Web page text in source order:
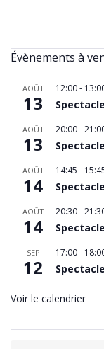
Évènements à
AOÛT
13
12:00-
AOÛT
13
20:00-
AOÛT
14
14:45 -
AOÛT
14
20:30-
SEP
12
17:00-
Voir le calendrier